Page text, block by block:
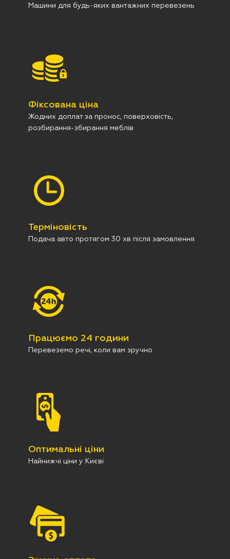
Машини для будь-яких вантажних перевезень
Фіксована ціна
Жодних доплат за пронос, поверховість,
розбирання-збирання меблів
Терміновість
Подача авто протягом 30 хв після замовлення
Працюємо 24 години
Перевеземо речі, коли вам зручно
Оптимальні ціни
Найнижчі ціни у Києві